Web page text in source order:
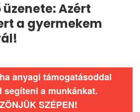
Azért
a gyermekem
anyagi támogatásoddal
segíteni a munkánkat.
SZÉPEN!